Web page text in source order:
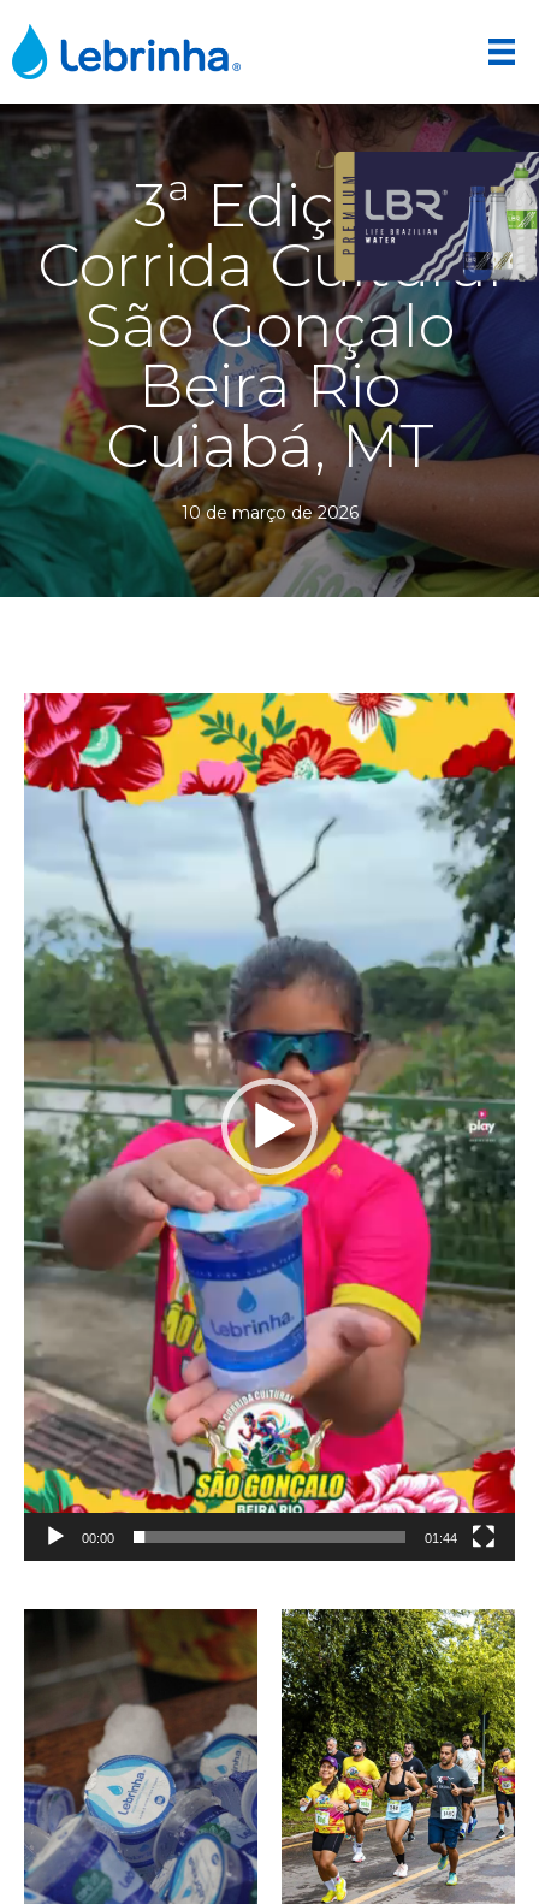
3ª Edição
Corrida Cultural
São Gonçalo
Beira Rio
Cuiabá, MT
10 de março de 2026
Tocador
de
vídeo
00:00 01:44